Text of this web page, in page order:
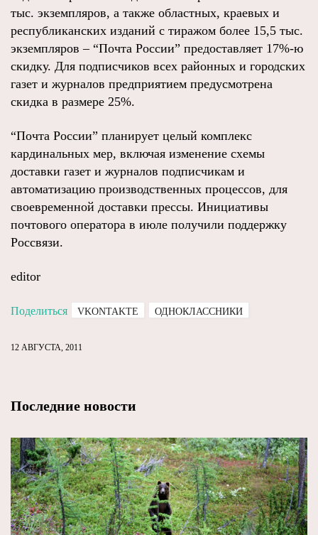
тыс. экземпляров, а также областных, краевых и
республиканских изданий с тиражом более 15,5 тыс.
экземпляров – “Почта России” предоставляет 17%-ю
скидку. Для подписчиков всех районных и городских
газет и журналов предприятием предусмотрена
скидка в размере 25%.
“Почта России” планирует целый комплекс
кардинальных мер, включая изменение схемы
доставки газет и журналов подписчикам и
автоматизацию производственных процессов, для
своевременной доставки прессы. Инициативы
почтового оператора в июле получили поддержку
Россвязи.
editor
Поделиться VKONTAKTE ОДНОКЛАССНИКИ
12 АВГУСТА, 2011
Последние новости